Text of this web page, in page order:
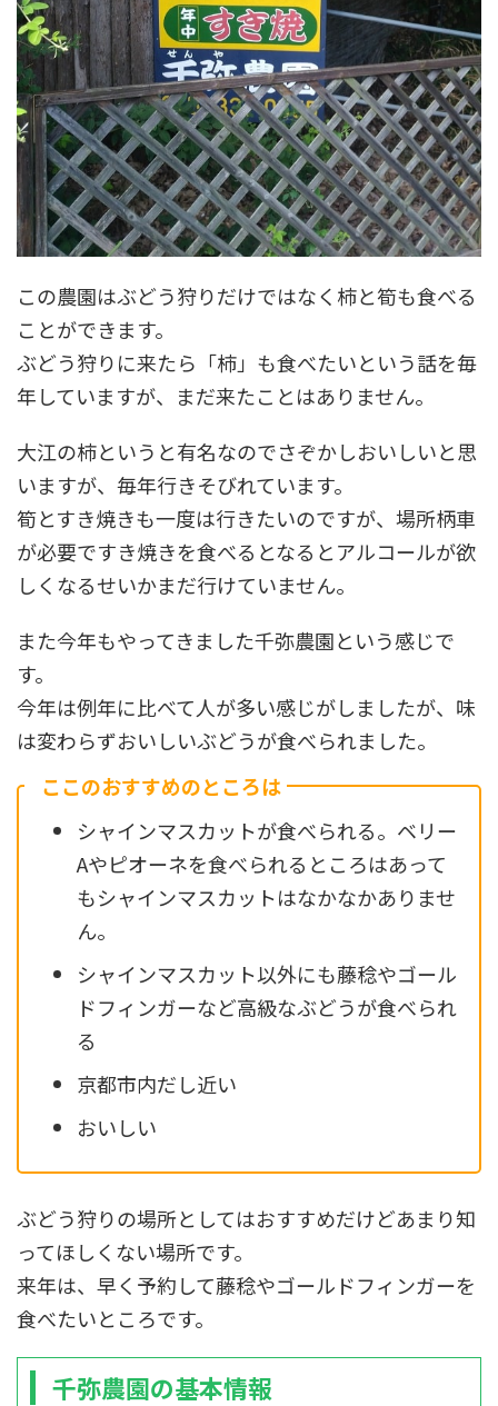
この農園はぶどう狩りだけではなく柿と筍も食べる
ことができます。
ぶどう狩りに来たら「柿」も食べたいという話を毎
年していますが、まだ来たことはありません。
大江の柿というと有名なのでさぞかしおいしいと思
いますが、毎年行きそびれています。
筍とすき焼きも一度は行きたいのですが、場所柄車
が必要ですき焼きを食べるとなるとアルコールが欲
しくなるせいかまだ行けていません。
また今年もやってきました千弥農園という感じで
す。
今年は例年に比べて人が多い感じがしましたが、味
は変わらずおいしいぶどうが食べられました。
ここのおすすめのところは
シャインマスカットが食べられる。ベリー
Aやピオーネを食べられるところはあって
もシャインマスカットはなかなかありませ
ん。
シャインマスカット以外にも藤稔やゴール
ドフィンガーなど高級なぶどうが食べられ
る
京都市内だし近い
おいしい
ぶどう狩りの場所としてはおすすめだけどあまり知
ってほしくない場所です。
来年は、早く予約して藤稔やゴールドフィンガーを
食べたいところです。
千弥農園の基本情報